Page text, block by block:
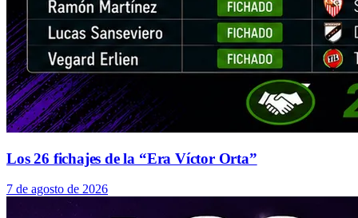
Los 26 fichajes de la “Era Víctor Orta”
7 de agosto de 2026